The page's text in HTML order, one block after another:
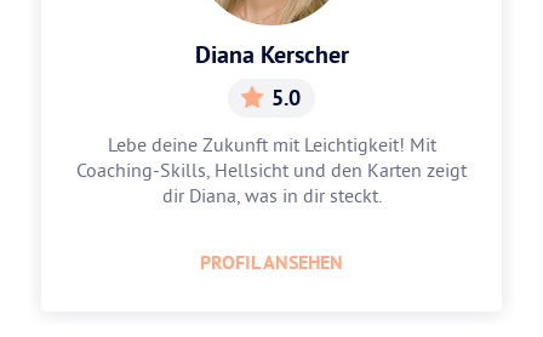
Diana Kerscher
5.0
Lebe deine Zukunft mit Leichtigkeit! Mit
Coaching-Skills, Hellsicht und den Karten zeigt
dir Diana, was in dir steckt.
PROFIL ANSEHEN